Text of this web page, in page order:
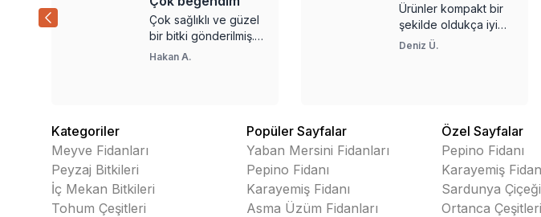
Ürünler kompakt bir
şekilde oldukça iyi
paketlenmişti. Zarar
görmemiş olarak
Deniz
orta-zayıf
durumda ulaştı
Ürünler kompakt bir
mersininden biri
sağlıklı ve tomurcuklu
iken, diğeri biraz
kuru, az tomurcuklu
(olan tomurcuklar
kuru görünümlü),
Kategoriler
Meyve Fidanları
Peyzaj Bitkileri
İç Mekan Bitkileri
Tohum Çeşitleri
Popüler Sayfalar
Yaban Mersini Fidanları
Pepino Fidanı
Karayemiş Fidanı
Asma Üzüm Fidanları
Özel Sayfalar
Pepino Fidanı
Karayemiş
Sardunya Çiçeği
Ortanca Çeşitleri